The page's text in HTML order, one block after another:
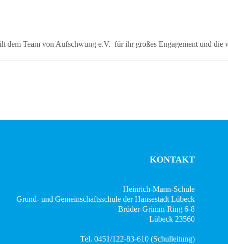
dem Team von Aufschwung e.V. für ihr großes Engagement und die
KONTAKT
Heinrich-Mann-Schule
Grund- und Gemeinschaftsschule der Hansestadt Lübeck
Brüder-Grimm-Ring 6-8
23560 Lübeck
Tel. 0451/122-83-610 (Schulleitung)